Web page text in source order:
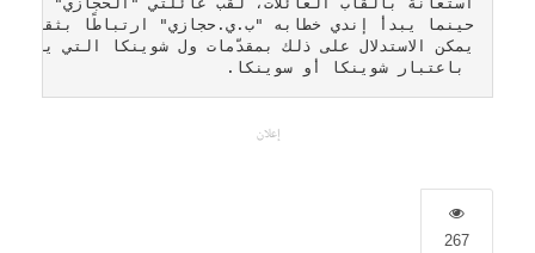
باعتبار شوينكا أو سوينكا.
إعلان
267